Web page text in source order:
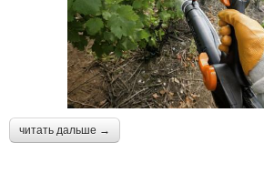
читать дальше →